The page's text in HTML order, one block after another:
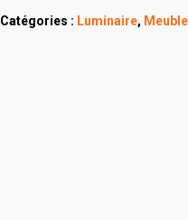
Catégories : Luminaire,